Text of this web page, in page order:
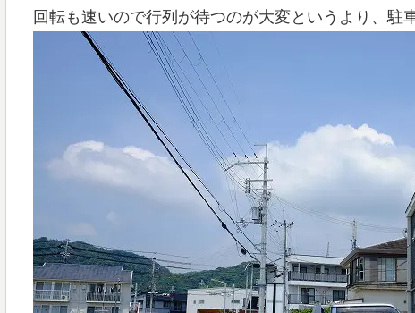
回転も速いので行列が待つのが大変というより、駐